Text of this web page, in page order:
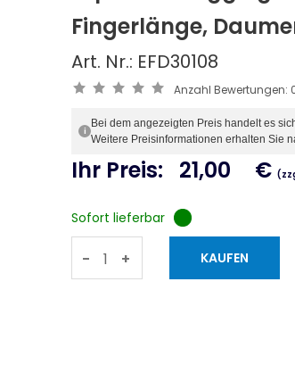
Fingerlänge,
Art. Nr.: EFD30108
Anzahl Bewertungen:
i
Bei dem angezeigten Preis handelt es
Weitere Preisinformationen erhalten Sie
Ihr Preis: 21,00 €
Sofort lieferbar
- +